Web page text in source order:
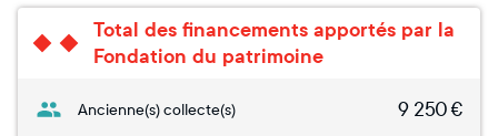
Total des financements apportés par la
Fondation du patrimoine
Ancienne(s) collecte(s) 9 250€